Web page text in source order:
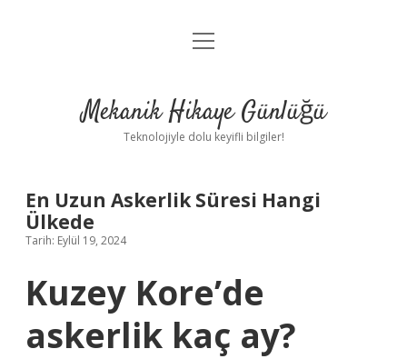
Anasayfa
Yasal Uyarı
menüyü
Mekanik Hikaye Günlüğü
Teknolojiyle dolu keyifli bilgiler!
En Uzun Askerlik Süresi Hangi
Ülkede
Tarih: Eylül 19, 2024
Kuzey Kore’de
askerlik kaç ay?